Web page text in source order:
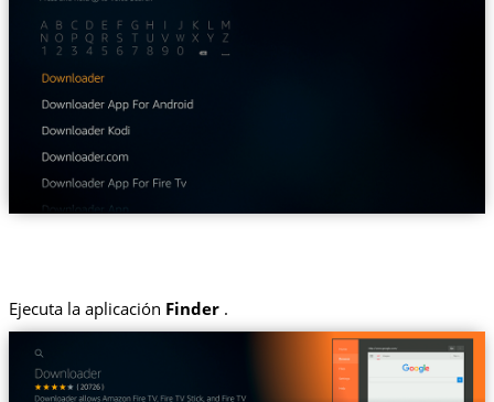
Ejecuta la aplicación Finder.